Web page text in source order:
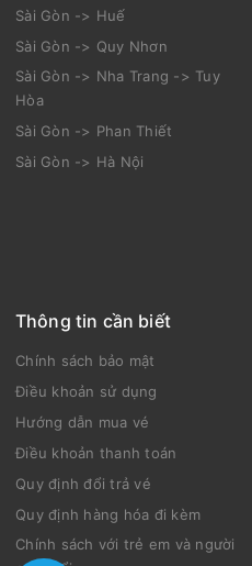
Sài Gòn -> Huế
Sài Gòn -> Quy Nhơn
Sài Gòn -> Nha Trang -> Tuy
Hòa
Sài Gòn -> Phan Thiết
Sài Gòn -> Hà Nội
Thông tin cần biết
Chính sách bảo mật
Điều khoản sử dụng
Hướng dẫn mua vé
Điều khoản thanh toán
Quy định đổi trả vé
Quy định hàng hóa đi kèm
Chính sách với trẻ em và người